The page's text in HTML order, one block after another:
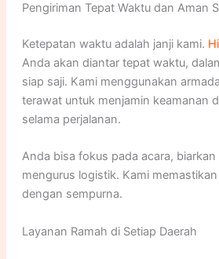
Pengiriman Tepat Waktu dan Aman
Ketepatan waktu adalah janji kami.
Anda akan diantar tepat waktu,
siap saji. Kami menggunakan
terawat untuk menjamin keamanan
selama perjalanan.
Anda bisa fokus pada acara, biarkan
mengurus logistik. Kami
dengan sempurna.
Layanan Ramah di Setiap Daerah